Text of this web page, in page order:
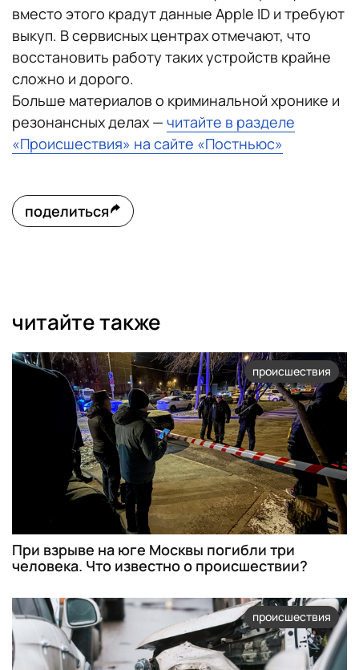
вместо этого крадут данные Apple ID и требуют
выкуп. В сервисных центрах отмечают, что
восстановить работу таких устройств крайне
сложно и дорого.
Больше материалов о криминальной хронике и
резонансных делах — читайте в разделе
«Происшествия» на сайте «Постньюс»
поделиться
читайте также
происшествия
При взрыве на юге Москвы погибли три
человека. Что известно о происшествии?
происшествия